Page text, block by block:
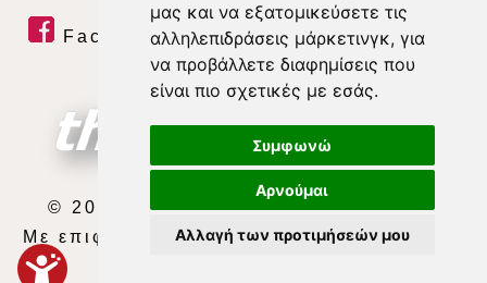
μας και να εξατομικεύσετε τις
αλληλεπιδράσεις μάρκετινγκ, για
να προβάλλετε διαφημίσεις που
είναι πιο σχετικές με εσάς.
Συμφωνώ
Αρνούμαι
Αλλαγή των προτιμήσεών μου
Facebook| Twitter | Youtube
RSS Feed
© 2026 ΘΕΣΣΑΛΙΑ ΤΗΛΕΟΡΑΣΗ Α.Ε.
Με επιφύλαξη κάθε νόμιμου δικαιώματος.